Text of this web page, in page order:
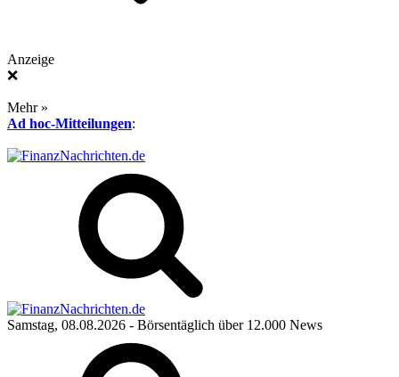
Anzeige
❌
Mehr »
Ad hoc-Mitteilungen:
Samstag, 08.08.2026 - Börsentäglich über 12.000 News